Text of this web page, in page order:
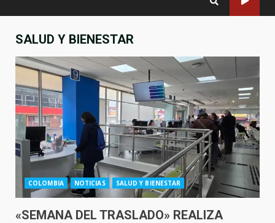
SALUD Y BIENESTAR
COLOMBIA NOTICIAS SALUD Y BIENESTAR
«SEMANA DEL TRASLADO» REALIZA